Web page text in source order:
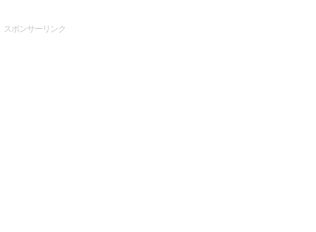
スポンサーリンク